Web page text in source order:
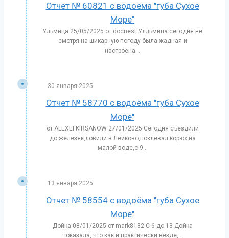
Отчет № 60821 с водоёма "губа Сухое
Море"
Ульмица 25/05/2025 от docnest Улльмица сегодня не
смотря на шикарную погоду была жадная и
настроена...
30 января 2025
Отчет № 58770 с водоёма "губа Сухое
Море"
от ALEXEI KIRSANOW 27/01/2025 Сегодня съездили
до железяк,ловили в Лейково,поклевал корюх на
малой воде,с 9...
13 января 2025
Отчет № 58554 с водоёма "губа Сухое
Море"
Дойка 08/01/2025 от mark8182 С 6 до 13 Дойка
показала, что как и практически везде,...